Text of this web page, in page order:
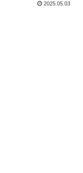
2025.05.03